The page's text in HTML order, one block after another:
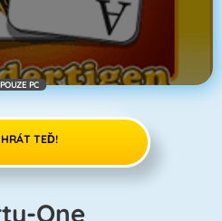
POUZE PC
HRÁT TEĎ!
One